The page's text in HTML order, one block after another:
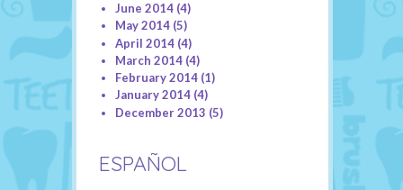
June 2014(4)
May 2014(5)
April 2014(4)
March 2014(4)
February 2014(1)
January 2014(4)
December 2013 (5)
ESPAÑOL